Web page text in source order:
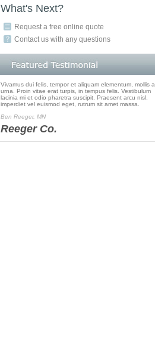
What's Next?
Request a free online quote
Contact us with any questions
Vivamus dui felis, tempor et aliquam elementum, mollis a
urna. Proin vitae erat turpis, in tempus felis. Vestibulum
lacinia mi et odio pharetra suscipit. Praesent arcu nisl,
imperdiet vel euismod eget, rutrum sit amet massa.
Ben Reeger, MN
Reeger Co.